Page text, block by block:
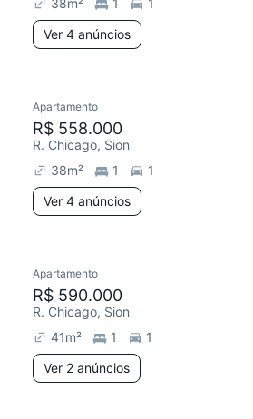
38m² 1
1
Ver 4 anúncios
Redecorar
Apartamento
R$ 558.000
R. Chicago, Sion
38m² 1
1
Ver 4 anúncios
Apartamento
R$ 590.000
R. Chicago, Sion
41m² 1
1
Ver 2 anúncios